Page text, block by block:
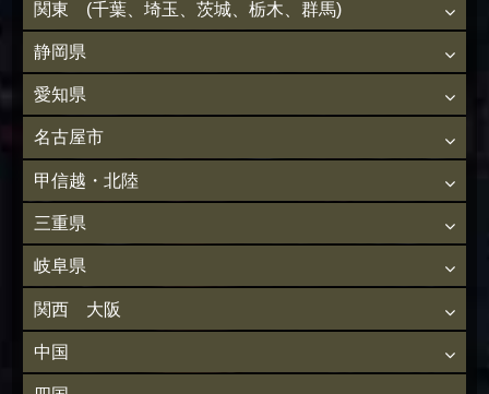
関東 (千葉、埼玉、茨城、栃木、群馬)
静岡県
愛知県
名古屋市
甲信越・北陸
三重県
岐阜県
関西 大阪
中国